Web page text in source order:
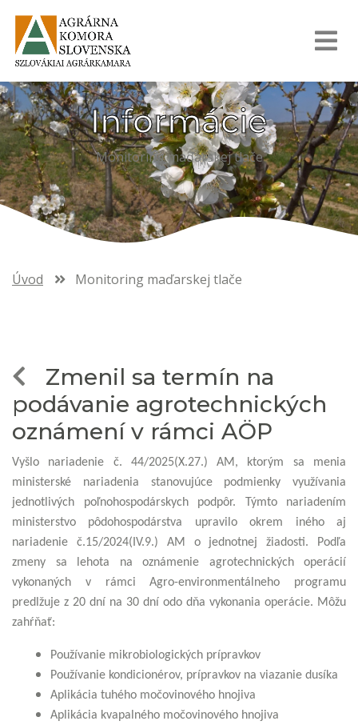
Informácie
Monitoring maďarskej tlače
Úvod Monitoring maďarskej tlače
Zmenil sa termín na
podávanie agrotechnických
oznámení v rámci AÖP
Vyšlo nariadenie č. 44/2025(X.27.) AM, ktorým sa menia
ministerské nariadenia stanovujúce podmienky využívania
jednotlivých poľnohospodárskych podpôr. Týmto nariadením
ministerstvo pôdohospodárstva upravilo okrem iného aj
nariadenie č.15/2024(IV.9.) AM o jednotnej žiadosti. Podľa
zmeny sa lehota na oznámenie agrotechnických operácií
vykonaných v rámci Agro-environmentálneho programu
predlžuje z 20 dní na 30 dní odo dňa vykonania operácie. Môžu
zahŕňať:
Používanie mikrobiologických prípravkov
Používanie kondicionérov, prípravkov na viazanie dusíka
Aplikácia tuhého močovinového hnojiva
Aplikácia kvapalného močovinového hnojiva